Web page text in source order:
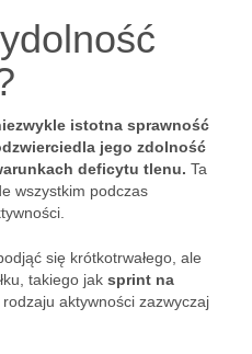
istotna sprawność
jego zdolność
deficytu tlenu. Ta
wszystkim podczas
się krótkotrwałego, ale
takiego jak sprint na
rodzaju aktywności zazwyczaj